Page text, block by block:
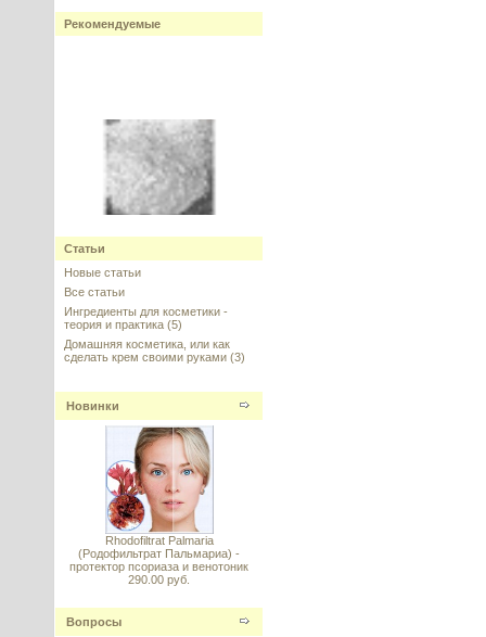
Рекомендуемые
пудр) матовая
---------
стабильный) DL–alpha
Tocopheryl Acetate 98%
---------
Энзимный фруктовый
Статьи
Новые статьи
Все статьи
Ингредиенты для косметики -
теория и практика (5)
Домашняя косметика, или как
сделать крем своими руками (3)
Новинки
Rhodofiltrat Palmaria
(Родофильтрат Пальмариа) -
протектор псориаза и венотоник
290.00 руб.
Вопросы